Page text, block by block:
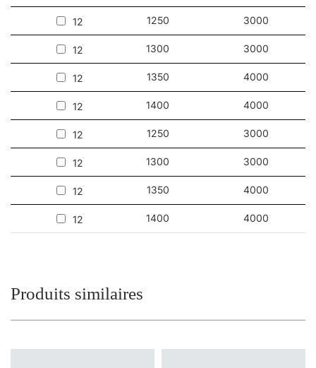
12 1250 3000
12 1300 3000
12 1350 4000
12 1400 4000
12 1250 3000
12 1300 3000
12 1350 4000
12 1400 4000
Produits similaires